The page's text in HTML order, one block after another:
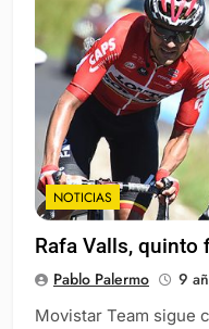
NOTICIAS
Rafa Valls, quinto
Pablo Palermo 9
Movistar Team sigue